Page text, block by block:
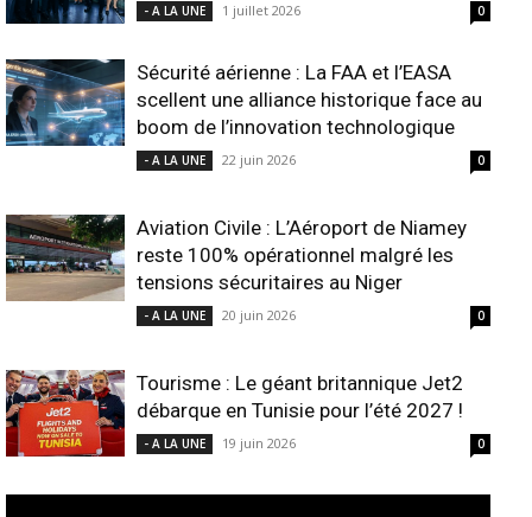
- A LA UNE 1 juillet 2026 0
Sécurité aérienne : La FAA et l’EASA
scellent une alliance historique face au
boom de l’innovation technologique
- A LA UNE 22 juin 2026 0
Aviation Civile : L’Aéroport de Niamey
reste 100% opérationnel malgré les
tensions sécuritaires au Niger
- A LA UNE 20 juin 2026 0
Tourisme : Le géant britannique Jet2
débarque en Tunisie pour l’été 2027 !
- A LA UNE 19 juin 2026 0